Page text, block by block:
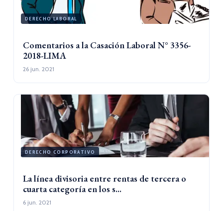
DERECHO LABORAL
Comentarios a la Casación Laboral N° 3356-
2018-LIMA
26 jun. 2021
DERECHO CORPORATIVO
La línea divisoria entre rentas de tercera o
cuarta categoría en los s...
6 jun. 2021